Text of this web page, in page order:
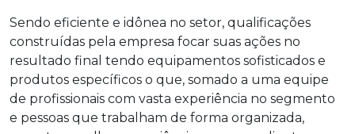
Sendo eficiente e idônea no setor, qualificações
construídas pela empresa focar suas ações no
resultado final tendo equipamentos sofisticados e
produtos específicos o que, somado a uma equipe
de profissionais com vasta experiência no segmento
e pessoas que trabalham de forma organizada,